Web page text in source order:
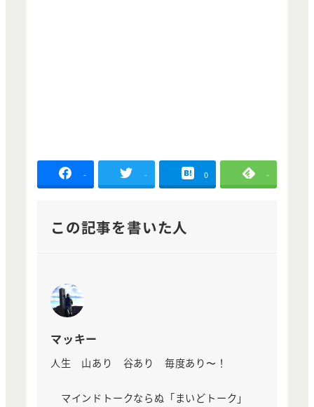
- - 0 -
この記事を書いた人
マッキー
人生 山あり 谷あり 毎度あり〜！
マインドトークならぬ「まいどトーク」